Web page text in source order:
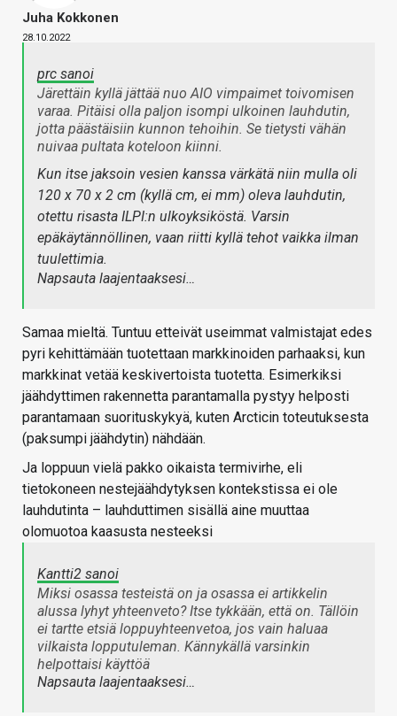
Juha Kokkonen
28.10.2022
prc sanoi
Järettäin kyllä jättää nuo AIO vimpaimet toivomisen
varaa. Pitäisi olla paljon isompi ulkoinen lauhdutin,
jotta päästäisiin kunnon tehoihin. Se tietysti vähän
nuivaa pultata koteloon kiinni.
Kun itse jaksoin vesien kanssa värkätä niin mulla oli
120 x 70 x 2 cm (kyllä cm, ei mm) oleva lauhdutin,
otettu risasta ILPI:n ulkoyksiköstä. Varsin
epäkäytännöllinen, vaan riitti kyllä tehot vaikka ilman
tuulettimia.
Napsauta laajentaaksesi…
Samaa mieltä. Tuntuu etteivät useimmat valmistajat edes
pyri kehittämään tuotettaan markkinoiden parhaaksi, kun
markkinat vetää keskivertoista tuotetta. Esimerkiksi
jäähdyttimen rakennetta parantamalla pystyy helposti
parantamaan suorituskykyä, kuten Arcticin toteutuksesta
(paksumpi jäähdytin) nähdään.
Ja loppuun vielä pakko oikaista termivirhe, eli
tietokoneen nestejäähdytyksen kontekstissa ei ole
lauhdutinta – lauhduttimen sisällä aine muuttaa
olomuotoa kaasusta nesteeksi
Kantti2 sanoi
Miksi osassa testeistä on ja osassa ei artikkelin
alussa lyhyt yhteenveto? Itse tykkään, että on. Tällöin
ei tartte etsiä loppuyhteenvetoa, jos vain haluaa
vilkaista lopputuleman. Kännykällä varsinkin
helpottaisi käyttöä
Napsauta laajentaaksesi…